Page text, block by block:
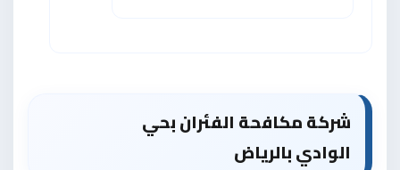
شركة مكافحة الفئران بحي
الواديبالرياض